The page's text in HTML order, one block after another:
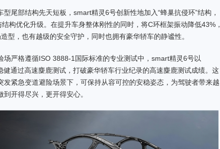
型尾部结构先天短板，smart精灵6号创新性地加入“蜂巢抗侵环”结构，
构优化升级。在提升车身整体刚性的同时，将C环框架振动降低43%，
型，也有越级的安全守护，同时也拥有豪华轿车的静谧性。
场严格遵循ISO 3888-1国际标准的专业测试中，smart精灵6号以
健通过高速麋鹿测试，打破豪华轿车行业纪录的高速麋鹿测试成绩。这
发紧急变道避险场景下，可保持从容可控的安稳姿态，为驾驶者带来越
开得尽兴，更开得安心。